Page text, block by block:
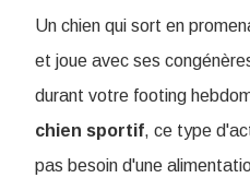
Un chien qui sort en
et joue avec ses
durant votre footing
chien sportif, ce type
pas besoin d'une